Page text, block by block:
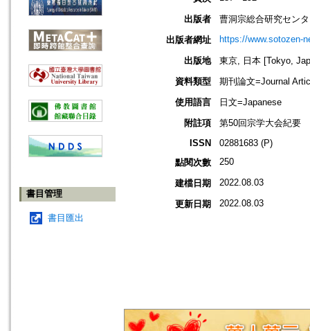
書目管理
書目匯出
出版者
曹洞宗総合研究セン
出版者網址
https://www.sotozen-
出版地
東京, 日本 [Tokyo,
資料類型
期刊論文=Journal
使用語言
日文=Japanese
附註項
第50回宗学大会紀要
ISSN
02881683 (P)
點閱次數
250
建檔日期 2022.08.03
更新日期 2022.08.03